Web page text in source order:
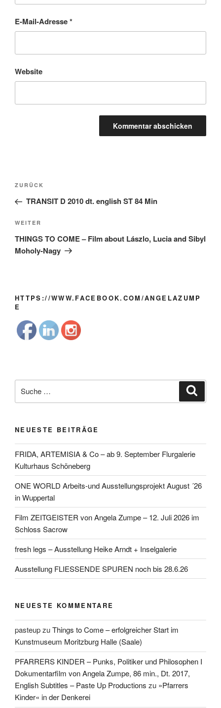
E-Mail-Adresse*
Website
Beitragsnavigation
Vorheriger
Beitrag
ZURÜCK
TRANSIT D 2010 dt. english ST 84 Min
Nächster
Beitrag
WEITER
THINGS TO COME – Film about Lászlo, Lucia and Sibyl
Moholy-Nagy
HTTPS://WWW.FACEBOOK.COM/ANGELAZUMP
E
nach:
NEUESTE BEITRÄGE
FRIDA, ARTEMISIA & Co – ab 9. September Flurgalerie
Kulturhaus Schöneberg
ONE WORLD Arbeits-und Ausstellungsprojekt August ´26
in Wuppertal
Film ZEITGEISTER von Angela Zumpe – 12. Juli 2026 im
Schloss Sacrow
fresh legs – Ausstellung Heike Arndt + Inselgalerie
Ausstellung FLIESSENDE SPUREN noch bis 28.6.26
NEUESTE KOMMENTARE
pasteupzuThings to Come – erfolgreicher Start im
Kunstmuseum Moritzburg Halle (Saale)
PFARRERS KINDER – Punks, Politiker und Philosophen I
Dokumentarfilm von Angela Zumpe, 86 min., Dt. 2017,
English Subtitles – Paste Up Productions zu »Pfarrers
Kinder« in der Denkerei